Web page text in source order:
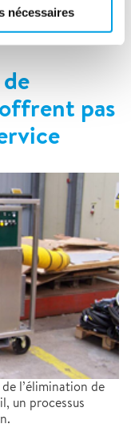
nécessaires
pas
l’élimination de
un processus